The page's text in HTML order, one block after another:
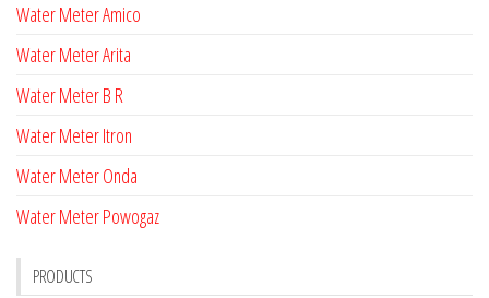
Water Meter Amico
Water Meter Arita
Water Meter B R
Water Meter Itron
Water Meter Onda
Water Meter Powogaz
PRODUCTS